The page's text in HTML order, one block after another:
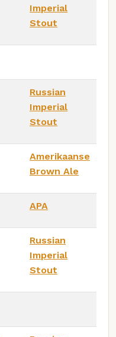
Imperial
Stout
Russian
Imperial
Stout
Amerikaanse
Brown Ale
APA
Russian
Imperial
Stout